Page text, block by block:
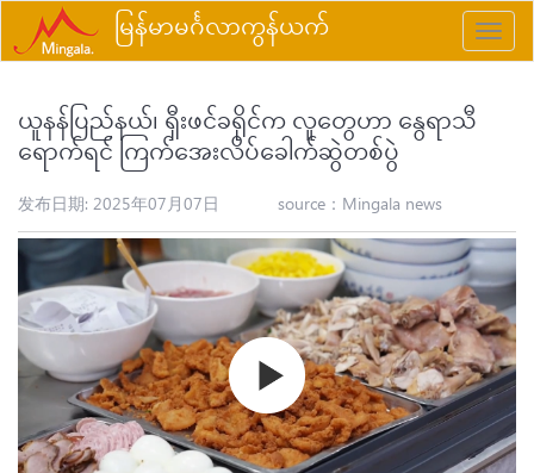
Toggle
မြန်မာမင်္ဂလာကွန်ယက်
ယူနန်ပြည်နယ်၊ ရှီးဖင်ခရိုင်က လူတွေဟာ နွေရာသီ
ရောက်ရင် ကြက်အေးလိပ်ခေါက်ဆွဲတစ်ပွဲ
发布日期: 2025年07月07日 source： Mingala news